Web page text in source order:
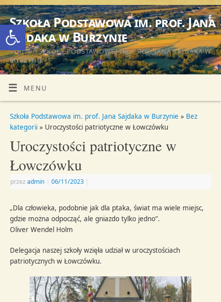
Otwórz pasek narzędzi
Szkoła Podstawowa im. prof. Jana
Sajdaka w Burzynie
STRONA SZKOŁY PODSTAWOWEJ IM. PROF. JANA SAJDAKA W
BURZYNIE
MENU
Szkoła Podstawowa im. prof. Jana Sajdaka w Burzynie » Bez
kategorii » Uroczystości patriotyczne w Łowczówku
Uroczystości patriotyczne w
Łowczówku
przezadmin | 06/11/2023 |
„Dla człowieka, podobnie jak dla ptaka, świat ma wiele miejsc,
gdzie można odpocząć, ale gniazdo tylko jedno”.
Oliver Wendel Holm
Delegacja naszej szkoły wzięła udział w uroczystościach
patriotycznych w Łowczówku.